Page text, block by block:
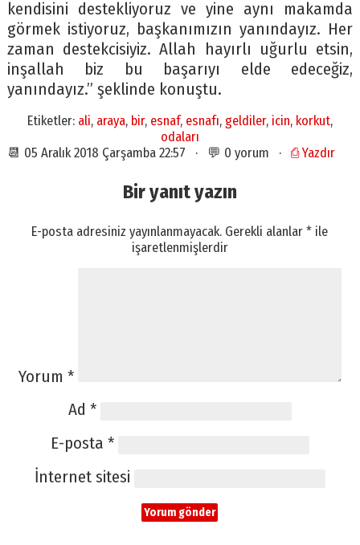
kendisini destekliyoruz ve yine aynı makamda
görmek istiyoruz, başkanımızın yanındayız. Her
zaman destekcisiyiz. Allah hayırlı uğurlu etsin,
inşallah biz bu başarıyı elde edeceğiz,
yanındayız.” şeklinde konuştu.
Etiketler: ali, araya, bir, esnaf, esnafı, geldiler, icin, korkut,
odaları
📆 05 Aralık 2018 Çarşamba 22:57 · 💬 0 yorum · ⎙ Yazdır
Bir yanıt yazın
E-posta adresiniz yayınlanmayacak. Gerekli alanlar* ile
işaretlenmişlerdir
Yorum *
Ad *
E-posta *
İnternet sitesi